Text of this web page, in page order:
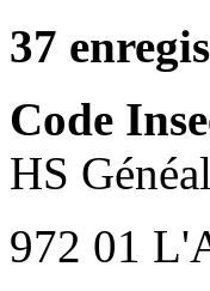
37
Code
HS
972 01